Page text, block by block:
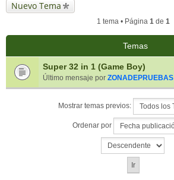
Nuevo Tema
1 tema • Página 1de 1
Temas
Super 32 in 1 (Game Boy)
Último mensaje por ZONADEPRUEBAS
Mostrar temas previos:
Ordenar por